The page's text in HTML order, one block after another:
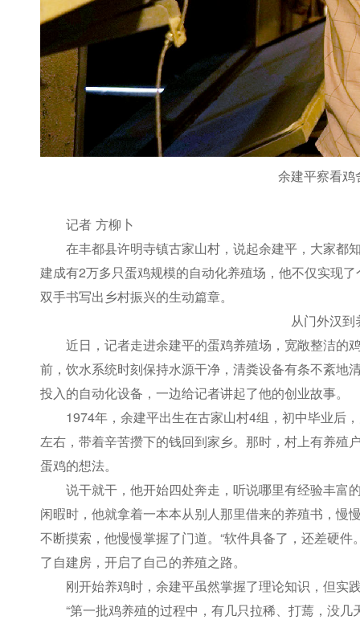
余建平察看鸡
记者 方柳卜
在丰都县许明寺镇古家山村，说起余建平，大家都
建成有2万多只蛋鸡规模的自动化养殖场，他不仅实现
双手书写出乡村振兴的生动篇章。
从门外汉到
近日，记者走进余建平的蛋鸡养殖场，宽敞整洁的
前，饮水系统时刻保持水源干净，清粪设备有条不紊地
投入的自动化设备，一边给记者讲起了他的创业故事。
1974年，余建平出生在古家山村4组，初中毕业后
左右，带着辛苦攒下的钱回到家乡。那时，村上有养殖
蛋鸡的想法。
说干就干，他开始四处奔走，听说哪里有经验丰富
闲暇时，他就拿着一本本从别人那里借来的养殖书，慢
不断摸索，他慢慢掌握了门道。“软件具备了，还差硬
了自建房，开启了自己的养殖之路。
刚开始养鸡时，余建平虽然掌握了理论知识，但实
“第一批鸡养殖的过程中，有几只拉稀、打蔫，没